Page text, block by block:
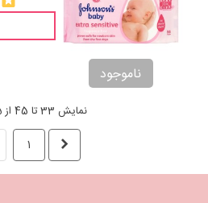
ناموجود
نمایش 33 تا 45 از 45 مورد
1